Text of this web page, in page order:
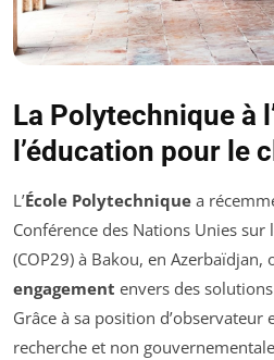
La Polytechnique à
l’éducation pour le
L’École Polytechnique a
Conférence des Nations Unies
(COP29) à Bakou, en Azerbaïdjan,
engagement envers des
Grâce à sa position d’observateur
recherche et non